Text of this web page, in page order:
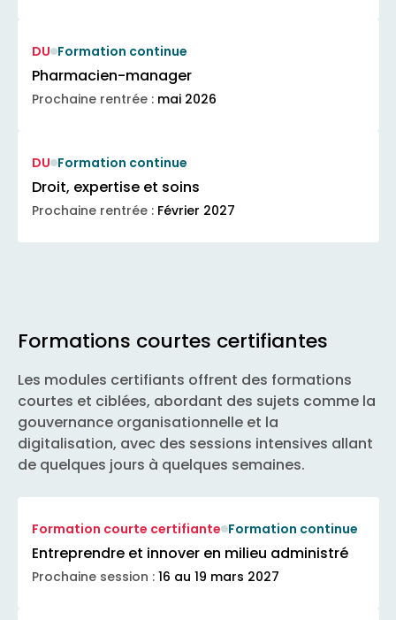
DU Formation continue
Pharmacien-manager
Prochaine rentrée : mai 2026
DU Formation continue
Droit, expertise et soins
Prochaine rentrée : Février 2027
Formations courtes certifiantes
Les modules certifiants offrent des formations
courtes et ciblées, abordant des sujets comme la
gouvernance organisationnelle et la
digitalisation, avec des sessions intensives allant
de quelques jours à quelques semaines.
Formation courte certifiante Formation continue
Entreprendre et innover en milieu administré
Prochaine session : 16 au 19 mars 2027